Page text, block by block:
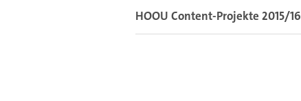
HOOU Content-Projekte 2015/16